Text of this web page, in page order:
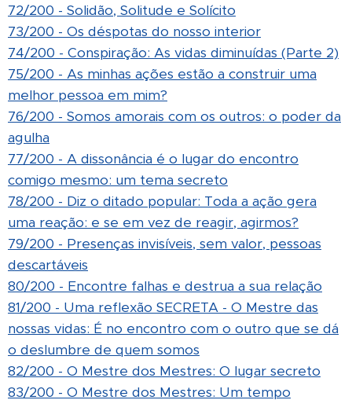
72/200 - Solidão, Solitude e Solícito
73/200 - Os déspotas do nosso interior
74/200 - Conspiração: As vidas diminuídas (Parte 2)
75/200 - As minhas ações estão a construir uma
melhor pessoa em mim?
76/200 - Somos amorais com os outros: o poder da
agulha
77/200 - A dissonância é o lugar do encontro
comigo mesmo: um tema secreto
78/200 - Diz o ditado popular: Toda a ação gera
uma reação: e se em vez de reagir, agirmos?
79/200 - Presenças invisíveis, sem valor, pessoas
descartáveis
80/200 - Encontre falhas e destrua a sua relação
81/200 - Uma reflexão SECRETA - O Mestre das
nossas vidas: É no encontro com o outro que se dá
o deslumbre de quem somos
82/200 - O Mestre dos Mestres: O lugar secreto
83/200 - O Mestre dos Mestres: Um tempo